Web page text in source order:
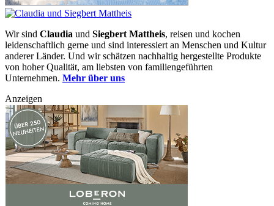
Wir sind Claudia und Siegbert Mattheis, reisen und kochen
leidenschaftlich gerne und sind interessiert an Menschen und Kultur
anderer Länder. Und wir schätzen nachhaltig hergestellte Produkte
von hoher Qualität, am liebsten von familiengeführten
Unternehmen. Mehr über uns
Anzeigen